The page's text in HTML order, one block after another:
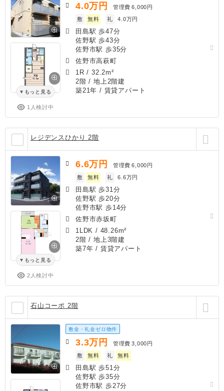
もっと見る
1人検討中
4.0万円 管理費 6,000円
敷
無料 礼 4.0万円
田島駅 歩47分
佐野駅 歩43分
佐野市駅 歩35分
佐野市高萩町
1R /32.2m²
2階 / 地上2階建
築21年 / 賃貸アパート
レジデンスひかり 2階
もっと見る
2人検討中
6.6万円 管理費 6,000円
敷
無料 礼 6.6万円
田島駅 歩31分
佐野駅 歩20分
佐野市駅 歩14分
佐野市赤坂町
1LDK / 48.26m²
2階 / 地上3階建
築7年 / 賃貸アパート
石山コーポ 2階
敷金・礼金ゼロ物件
3.3万円 管理費 3,000円
敷
無料 礼 無料
田島駅 歩51分
佐野駅 歩35分
佐野市駅 歩27分